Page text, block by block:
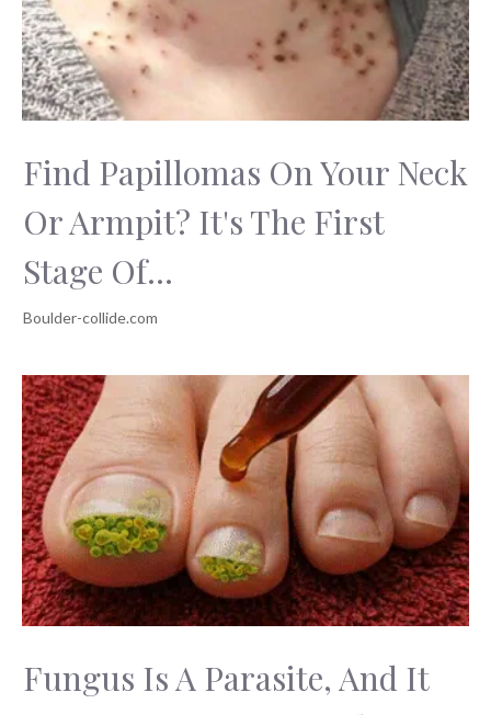
Find Papillomas On Your Neck
Or Armpit? It's The First
Stage Of...
Fungus Is A Parasite, And It